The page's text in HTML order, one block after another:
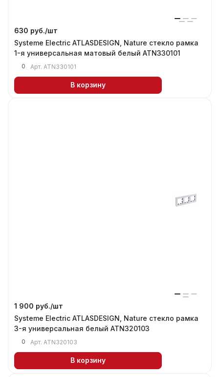
630 руб./шт
Systeme Electric ATLASDESIGN, Nature стекло рамка
1-я универсальная матовый белый ATN330101
0 Арт. ATN330101
В корзину
1 900 руб./шт
Systeme Electric ATLASDESIGN, Nature стекло рамка
3-я универсальная белый ATN320103
0 Арт. ATN320103
В корзину